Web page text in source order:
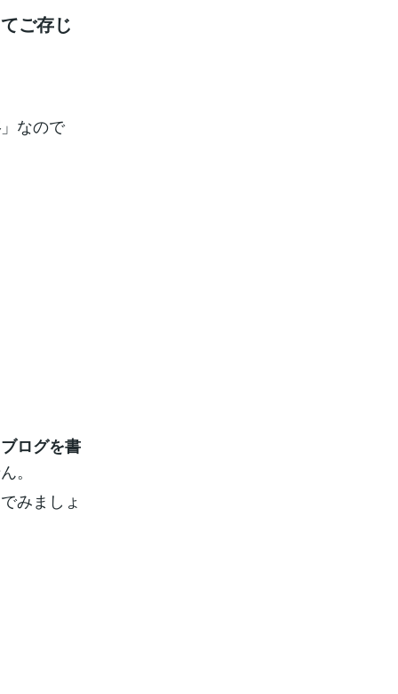
ご存じ
」なので
ログを書
。
みましょ